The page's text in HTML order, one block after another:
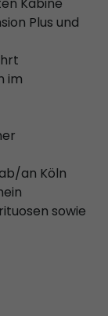
Plus und
im
an Köln
sowie